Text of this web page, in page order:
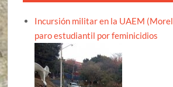
Incursión militar en la UAEM
paro estudiantil por feminicidios